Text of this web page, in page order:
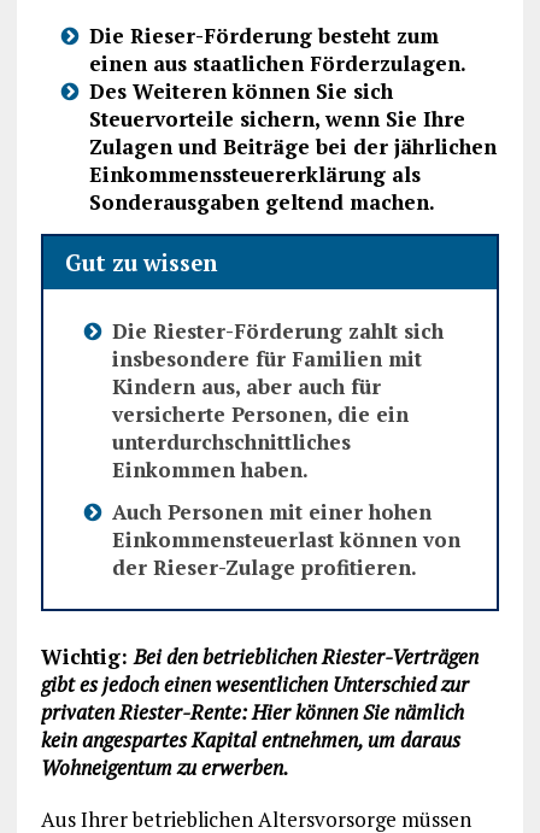
Die Rieser-Förderung besteht zum
einen aus staatlichen Förderzulagen.
Des Weiteren können Sie sich
Steuervorteile sichern, wenn Sie Ihre
Zulagen und Beiträge bei der jährlichen
Einkommenssteuererklärung als
Sonderausgaben geltend machen.
Gut zu wissen
Die Riester-Förderung zahlt sich
insbesondere für Familien mit
Kindern aus, aber auch für
versicherte Personen, die ein
unterdurchschnittliches
Einkommen haben.
Auch Personen mit einer hohen
Einkommensteuerlast können von
der Rieser-Zulage profitieren.
Wichtig:Bei den betrieblichen Riester-Verträgen
gibt es jedoch einen wesentlichen Unterschied zur
privaten Riester-Rente: Hier können Sie nämlich
kein angespartes Kapital entnehmen, um daraus
Wohneigentum zu erwerben.
Aus Ihrer betrieblichen Altersvorsorge müssen